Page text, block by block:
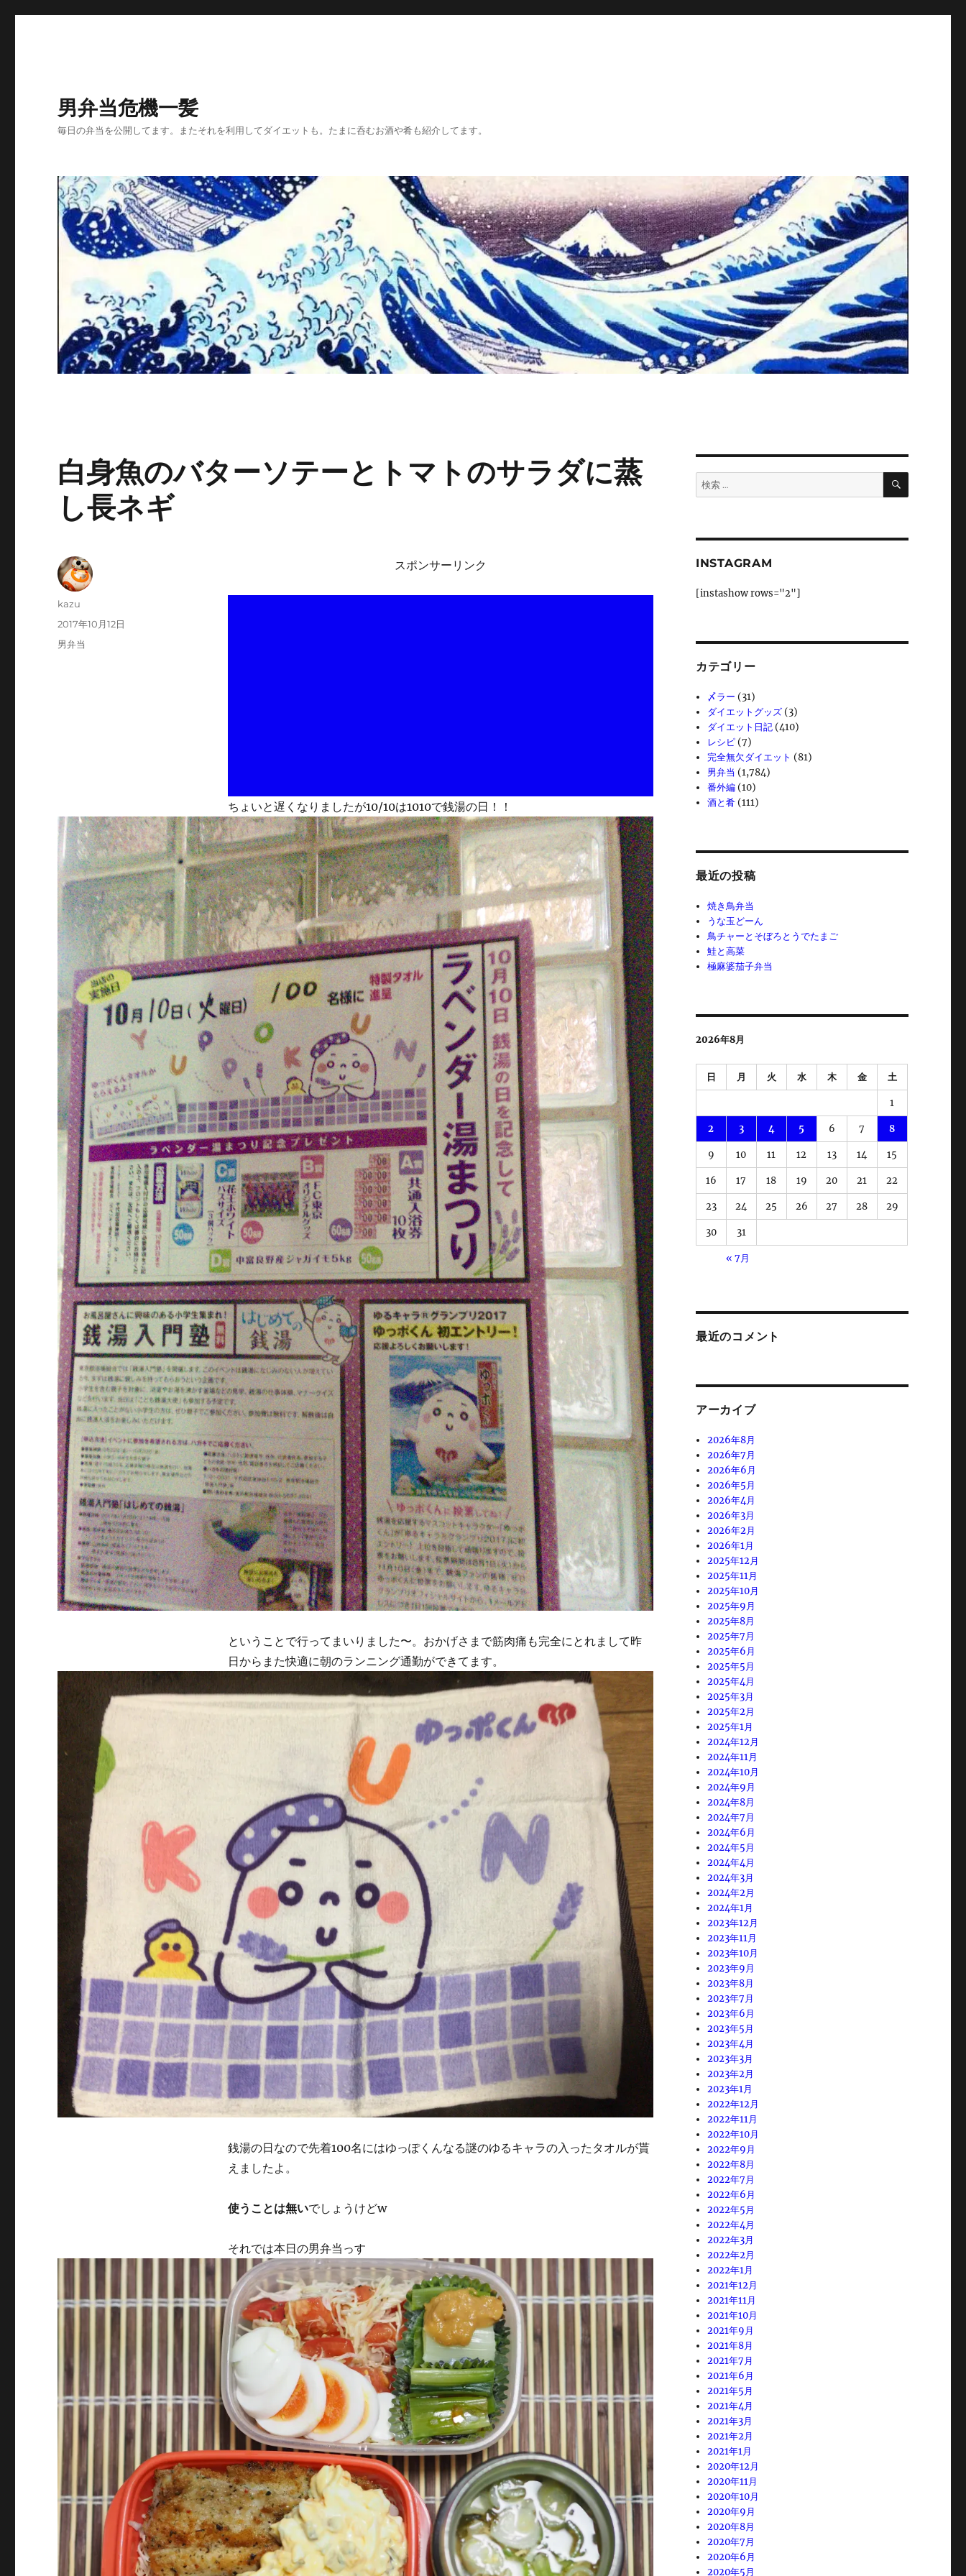
男弁当危機一髪
毎日の弁当を公開してます。またそれを利用してダイエットも。たまに呑むお酒や肴も紹介してます。
白身魚のバターソテーとトマトのサラダに蒸
し長ネギ
スポンサーリンク
ちょいと遅くなりましたが10/10は1010で銭湯の日！！
ということで行ってまいりました〜。おかげさまで筋肉痛も完全にとれまして昨
日からまた快適に朝のランニング通勤ができてます。
銭湯の日なので先着100名にはゆっぽくんなる謎のゆるキャラの入ったタオルが貰
えましたよ。
使うことは無いでしょうけどw
それでは本日の男弁当っす
投
kazu
投
稿
2017年10月12日
カ
男弁当
検
索:
検
INSTAGRAM
[instashow rows="2"]
カテゴリー
〆ラー (31)
ダイエットグッズ (3)
ダイエット日記 (410)
レシピ (7)
完全無欠ダイエット (81)
男弁当 (1,784)
番外編 (10)
酒と肴 (111)
最近の投稿
焼き鳥弁当
うな玉どーん
鳥チャーとそぼろとうでたまご
鮭と高菜
極麻婆茄子弁当
2026年8月
日 月 火 水 木 金 土
1
2 3 4 5 6 7 8
9 10 11 12 13 14 15
16 17 18 19 20 21 22
23 24 25 26 27 28 29
30 31
« 7月
最近のコメント
アーカイブ
2026年8月
2026年7月
2026年6月
2026年5月
2026年4月
2026年3月
2026年2月
2026年1月
2025年12月
2025年11月
2025年10月
2025年9月
2025年8月
2025年7月
2025年6月
2025年5月
2025年4月
2025年3月
2025年2月
2025年1月
2024年12月
2024年11月
2024年10月
2024年9月
2024年8月
2024年7月
2024年6月
2024年5月
2024年4月
2024年3月
2024年2月
2024年1月
2023年12月
2023年11月
2023年10月
2023年9月
2023年8月
2023年7月
2023年6月
2023年5月
2023年4月
2023年3月
2023年2月
2023年1月
2022年12月
2022年11月
2022年10月
2022年9月
2022年8月
2022年7月
2022年6月
2022年5月
2022年4月
2022年3月
2022年2月
2022年1月
2021年12月
2021年11月
2021年10月
2021年9月
2021年8月
2021年7月
2021年6月
2021年5月
2021年4月
2021年3月
2021年2月
2021年1月
2020年12月
2020年11月
2020年10月
2020年9月
2020年8月
2020年7月
2020年6月
2020年5月